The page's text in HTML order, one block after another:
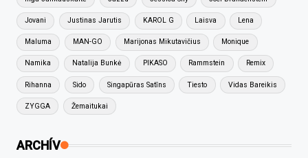
Jovani Justinas Jarutis KAROL G Laisva Lena
Maluma MAN-GO Marijonas Mikutavičius Monique
Namika Natalija Bunkė PIKASO Rammstein Remix
Rihanna Sido Singapūras Satīns Tiesto Vidas Bareikis
ZYGGA Žemaitukai
ARCHÍV